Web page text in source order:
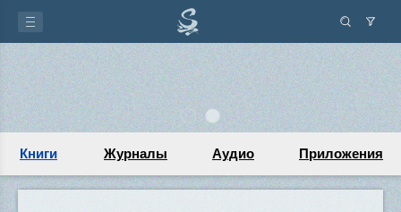
Книги Журналы Аудио Приложения